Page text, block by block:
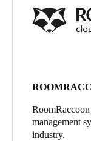
management
industry.